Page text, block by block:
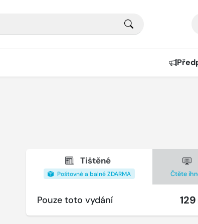
Tištěné
Poštovné a balné ZDARMA Čtěte
Pouze toto vydání 129